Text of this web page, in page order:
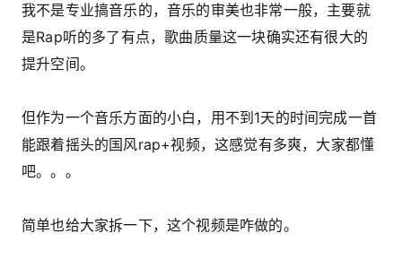
我不是专业搞音乐的，音乐的审美也非常一般，主要就
是Rap听的多了有点，歌曲质量这一块确实还有很大的
提升空间。
但作为一个音乐方面的小白，用不到1天的时间完成一首
能跟着摇头的国风rap+视频，这感觉有多爽，大家都懂
吧。。。
简单也给大家拆一下，这个视频是咋做的。